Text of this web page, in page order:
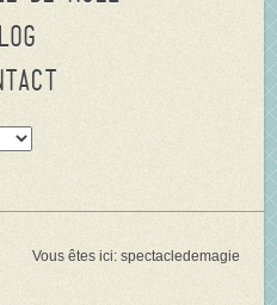
Vous êtes ici: spectacledemagie